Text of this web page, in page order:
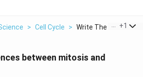
> Cell Cycle > Write The +1
between mitosis and